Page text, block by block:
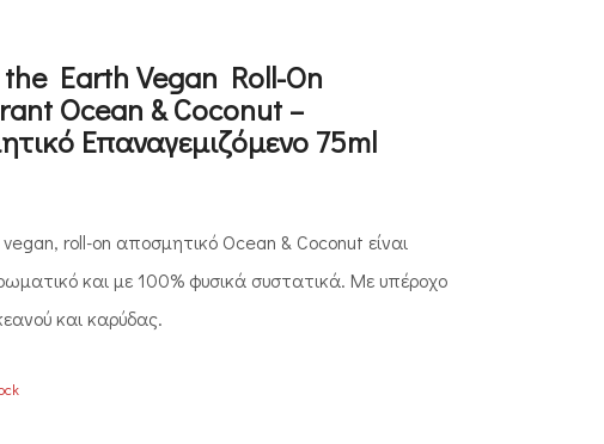
Earth Vegan Roll-On
Ocean & Coconut –
Επαναγεμιζόμενο 75ml
vegan, roll-on αποσμητικό Ocean & Coconut είναι
και με 100% φυσικά συστατικά. Με υπέροχο
και καρύδας.